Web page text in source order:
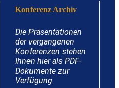
Konferenz Archiv
Die Präsentationen
der vergangenen
Konferenzen stehen
Ihnen hier als PDF-
Dokumente zur
Verfügung.